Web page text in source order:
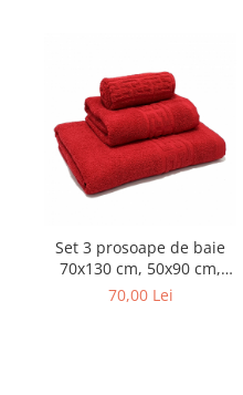
Set 3 prosoape de baie
70x130 cm, 50x90 cm,
30x50 cm, bumbac, roșu
70,00 Lei